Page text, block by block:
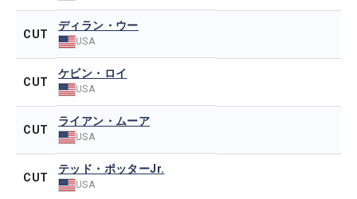
CUT
ディラン・ウー
USA
CUT
ケビン・ロイ
USA
CUT
ライアン・ムーア
USA
CUT
テッド・ポッターJr.
USA